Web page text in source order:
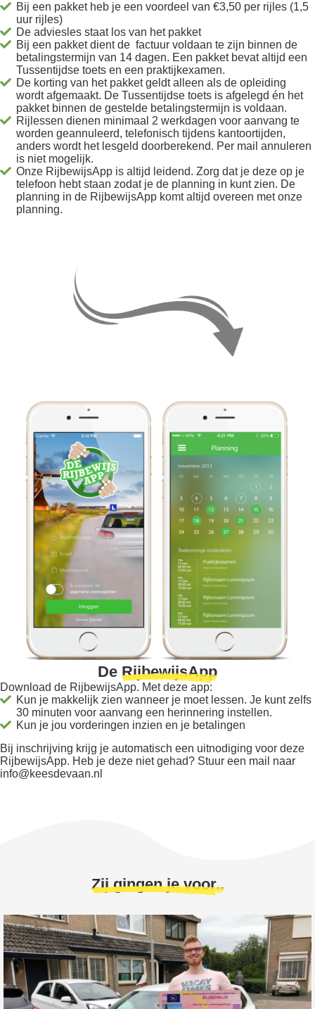
Bij een pakket heb je een voordeel van €3,50 per rijles (1,5
uur rijles)
De adviesles staat los van het pakket
Bij een pakket dient de factuur voldaan te zijn binnen de
betalingstermijn van 14 dagen. Een pakket bevat altijd een
Tussentijdse toets en een praktijkexamen.
De korting van het pakket geldt alleen als de opleiding
wordt afgemaakt. De Tussentijdse toets is afgelegd én het
pakket binnen de gestelde betalingstermijn is voldaan.
Rijlessen dienen minimaal 2 werkdagen voor aanvang te
worden geannuleerd, telefonisch tijdens kantoortijden,
anders wordt het lesgeld doorberekend. Per mail annuleren
is niet mogelijk.
Onze RijbewijsApp is altijd leidend. Zorg dat je deze op je
telefoon hebt staan zodat je de planning in kunt zien. De
planning in de RijbewijsApp komt altijd overeen met onze
planning.
De RijbewijsApp
Download de RijbewijsApp. Met deze app:
Kun je makkelijk zien wanneer je moet lessen. Je kunt zelfs
30 minuten voor aanvang een herinnering instellen.
Kun je jou vorderingen inzien en je betalingen
Bij inschrijving krijg je automatisch een uitnodiging voor deze
RijbewijsApp. Heb je deze niet gehad? Stuur een mail naar
info@keesdevaan.nl
Zij gingen je voor..